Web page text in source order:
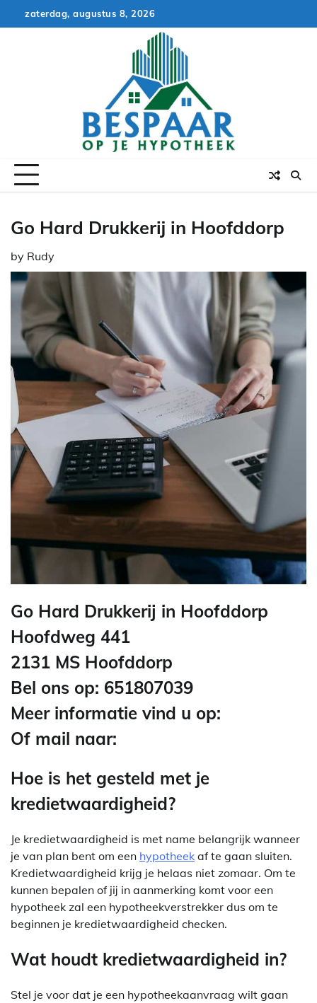
to
zaterdag, augustus 8, 2026
Go Hard Drukkerij in Hoofddorp
by Rudy
Go Hard Drukkerij in Hoofddorp
Hoofdweg 441
2131 MS Hoofddorp
Bel ons op: 651807039
Meer informatie vind u op:
Of mail naar:
Hoe is het gesteld met je
kredietwaardigheid?
Je kredietwaardigheid is met name belangrijk wanneer
je van plan bent om een hypotheek af te gaan sluiten.
Kredietwaardigheid krijg je helaas niet zomaar. Om te
kunnen bepalen of jij in aanmerking komt voor een
hypotheek zal een hypotheekverstrekker dus om te
beginnen je kredietwaardigheid checken.
Wat houdt kredietwaardigheid in?
Stel je voor dat je een hypotheekaanvraag wilt gaan